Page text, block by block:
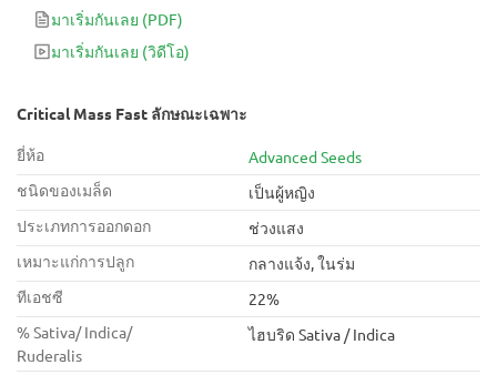
คือปลูกง่าย ได้ผลคุ้มค่า – เป็นสายพันธุ์ที่ให้ความรู้สึกเต็มอิ่มตั้งแต่
ต้นจนจบ และทำให้การเก็บเกี่ยวที่รวดเร็วยังคงคุ้มค่าอย่างแท้จริง
มาเริ่มกันเลย (PDF)
มาเริ่มกันเลย (วิดีโอ)
Critical Mass Fast ลักษณะเฉพาะ
ยี่ห้อ
Advanced Seeds
ชนิดของเมล็ด
เป็นผู้หญิง
ประเภทการออกดอก
ช่วงแสง
เหมาะแก่การปลูก
กลางแจ้ง, ในร่ม
ทีเอชซี
22%
% Sativa/ Indica/
Ruderalis
ไฮบริด Sativa / Indica